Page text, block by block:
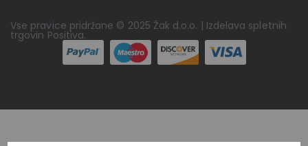
Vse pravice pridržane © 2025 Žak d.o.o. | Izdelava spletnih
trgovin Positiva.